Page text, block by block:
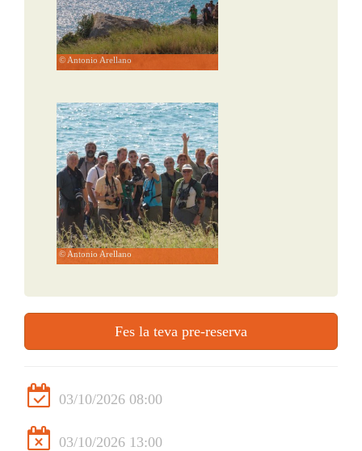
© Antonio Arellano
© Antonio Arellano
Fes la teva pre-reserva
03/10/2026 08:00
03/10/2026 13:00